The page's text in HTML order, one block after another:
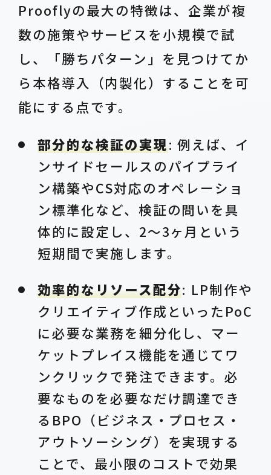
Prooflyの最大の特徴は、企業が複
数の施策やサービスを小規模で試
し、「勝ちパターン」を見つけてか
ら本格導入（内製化）することを可
能にする点です。
部分的な検証の実現: 例えば、イ
ンサイドセールスのパイプライ
ン構築やCS対応のオペレーショ
ン標準化など、検証の問いを具
体的に設定し、2～3ヶ月という
短期間で実施します。
効率的なリソース配分: LP制作や
クリエイティブ作成といったPoC
に必要な業務を細分化し、マー
ケットプレイス機能を通じてワ
ンクリックで発注できます。必
要なものを必要なだけ調達でき
るBPO（ビジネス・プロセス・
アウトソーシング）を実現する
ことで、最小限のコストで効果